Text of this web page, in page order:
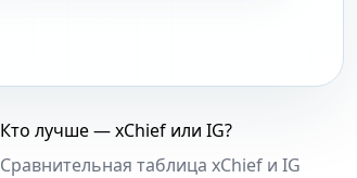
Кто лучше — xChief или IG?
Сравнительная таблица xChief и IG